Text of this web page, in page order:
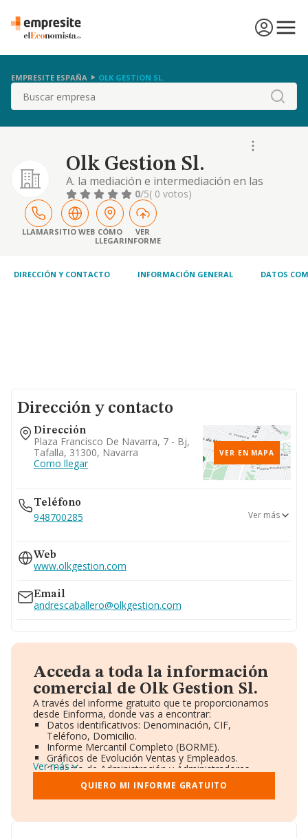
EMPRESITE ESPAÑA OLK GESTION SL.
Buscar
Olk Gestion Sl.
A. la mediación e intermediación en las
labores de gestión y prestación de servicios
en las áreas de diseño, construcción,
consultoría, gestión integral de proyectos,
igualmente como proveedores. a tal efecto
podrá llevar acabo todas aquellas
los trámit
0/5( 0 votos)
LLAMARSITIO WEB CÓMO
LLEGAR
VER
INFORME
DIRECCIÓN Y CONTACTO INFORMACIÓN GENERAL DATOS
Dirección y contacto
Dirección
Plaza Francisco De Navarra, 7 - Bj,
Tafalla, 31300, Navarra
Como llegar
VER EN MAPA
Teléfono
948700285
659...
Ver teléfono 659...
Ver teléfono 627...
Ver más
Web
www.olkgestion.com
Email
andrescaballero@olkgestion.com
Acceda a toda la información
comercial de Olk Gestion Sl.
A través del informe gratuito que te proporcionamos
desde Einforma, donde vas a encontrar:
Datos identificativos: Denominación, CIF,
Teléfono, Domicilio.
Informe Mercantil Completo (BORME).
Gráficos de Evolución Ventas y Empleados.
Consejo de Administración y Administradores.
Directivos y Ejecutivos.
Accionistas.
Participaciones y Vinculaciones en otras empresas.
Información oficial y registral complementaria.
Ver más
QUIERO MI INFORME GRATUITO